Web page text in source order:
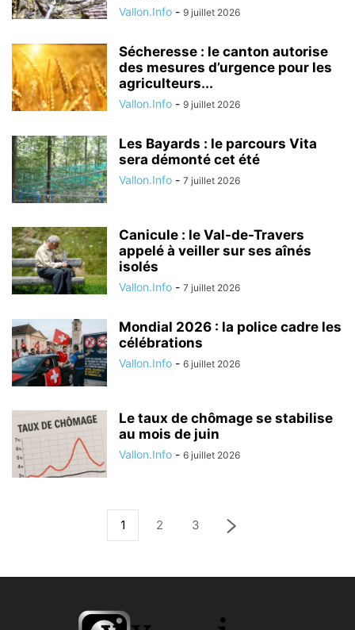
Vallon.Info - 9 juillet 2026
Sécheresse : le canton autorise
des mesures d’urgence pour les
agriculteurs...
Vallon.Info - 9 juillet 2026
Les Bayards : le parcours Vita
sera démonté cet été
Vallon.Info - 7 juillet 2026
Canicule : le Val-de-Travers
appelé à veiller sur ses aînés
isolés
Vallon.Info - 7 juillet 2026
Mondial 2026 : la police cadre les
célébrations
Vallon.Info - 6 juillet 2026
Le taux de chômage se stabilise
au mois de juin
Vallon.Info - 6 juillet 2026
1 2 3